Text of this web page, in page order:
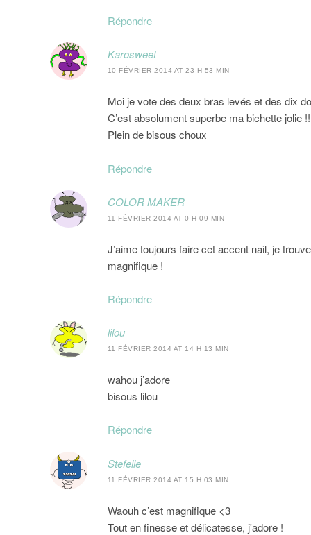
Répondre
Karosweet
10 FÉVRIER 2014 AT 23 H 53 MIN
Moi je vote des deux bras levés et des dix
C’est absolument superbe ma bichette jolie
Plein de bisous choux
Répondre
COLOR MAKER
11 FÉVRIER 2014 AT 0 H 09 MIN
J’aime toujours faire cet accent nail, je
magnifique !
Répondre
lilou
11 FÉVRIER 2014 AT 14 H 13 MIN
wahou j’adore
bisous lilou
Répondre
Stefelle
11 FÉVRIER 2014 AT 15 H 03 MIN
Waouh c’est magnifique <3
Tout en finesse et délicatesse, j'adore !